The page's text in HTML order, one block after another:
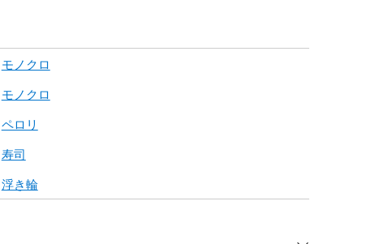
モノクロ
モノクロ
ペロリ
寿司
浮き輪